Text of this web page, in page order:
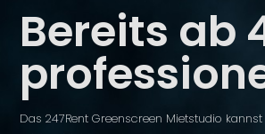
Bereits ab
Das 247Rent Greenscreen Mietstudio